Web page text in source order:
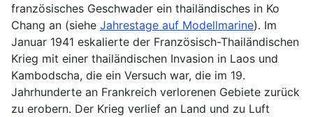
französisches Geschwader ein thailändisches in Ko
Chang an (siehe Jahrestage auf Modellmarine). Im
Januar 1941 eskalierte der Französisch-Thailändischen
Krieg mit einer thailändischen Invasion in Laos und
Kambodscha, die ein Versuch war, die im 19.
Jahrhunderte an Frankreich verlorenen Gebiete zurück
zu erobern. Der Krieg verlief an Land und zu Luft